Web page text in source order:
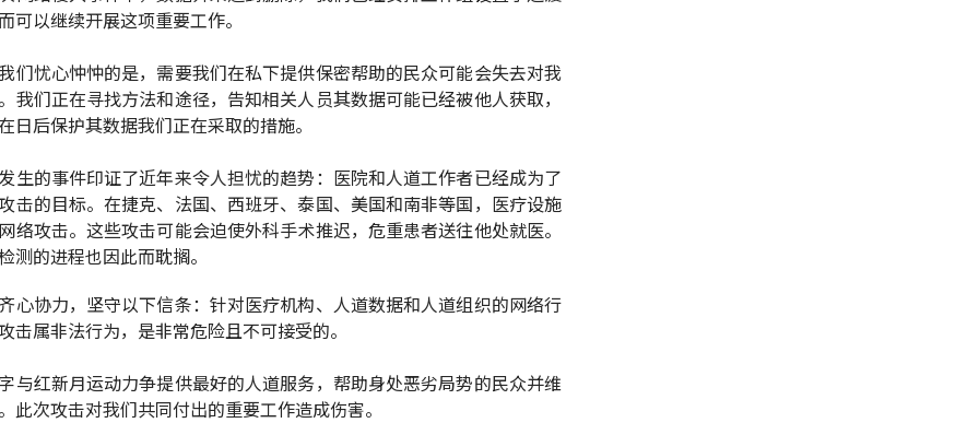
可以继续开展这项重要工作。
们忧心忡忡的是，需要我们在私下提供保密帮助的民众可能会失去对我
我们正在寻找方法和途径，告知相关人员其数据可能已经被他人获取，
日后保护其数据我们正在采取的措施。
生的事件印证了近年来令人担忧的趋势：医院和人道工作者已经成为了
击的目标。在捷克、法国、西班牙、泰国、美国和南非等国，医疗设施
络攻击。这些攻击可能会迫使外科手术推迟，危重患者送往他处就医。
测的进程也因此而耽搁。
心协力，坚守以下信条：针对医疗机构、人道数据和人道组织的网络行
击属非法行为，是非常危险且不可接受的。
与红新月运动力争提供最好的人道服务，帮助身处恶劣局势的民众并维
此次攻击对我们共同付出的重要工作造成伤害。